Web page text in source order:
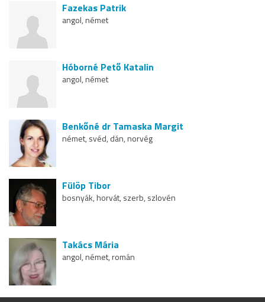
Fazekas Patrik
angol, német
Hóborné Pető Katalin
angol, német
Benkőné dr Tamaska Margit
német, svéd, dán, norvég
Fülöp Tibor
bosnyák, horvát, szerb, szlovén
Takács Mária
angol, német, román